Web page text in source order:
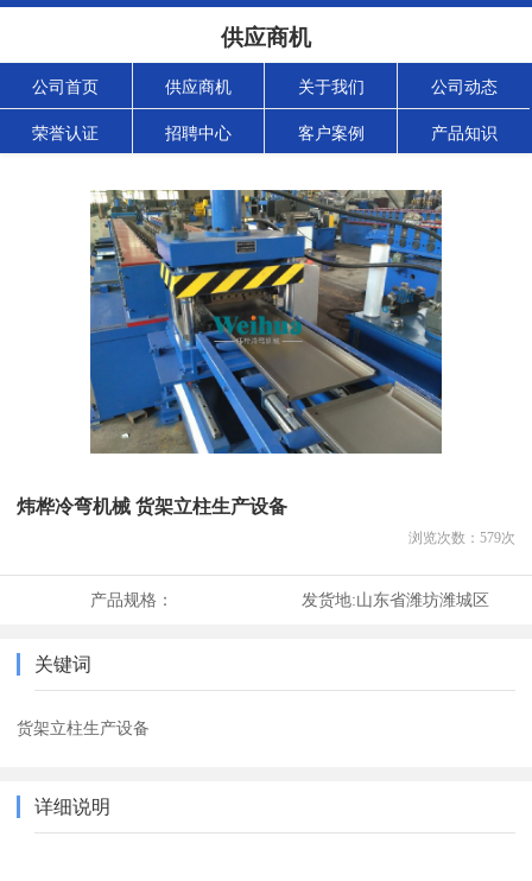
供应商机
公司首页 供应商机 关于我们 公司动态
荣誉认证 招聘中心 客户案例 产品知识
炜桦冷弯机械 货架立柱生产设备
浏览次数： 579次
产品规格： 发货地:山东省潍坊潍城区
关键词
货架立柱生产设备
详细说明